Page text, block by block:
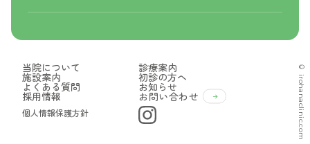
当院について 診療案内
施設案内 初診の方へ
よくある質問 お知らせ
採用情報 お問い合わせ
個人情報保護方針 © irohanaclinic.com